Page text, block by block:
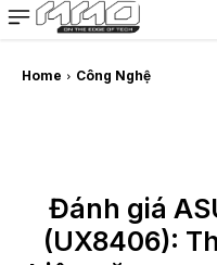
MMOSITE -
Bài viết nổi bật
Home Công Nghệ
Đánh giá
(UX8406):